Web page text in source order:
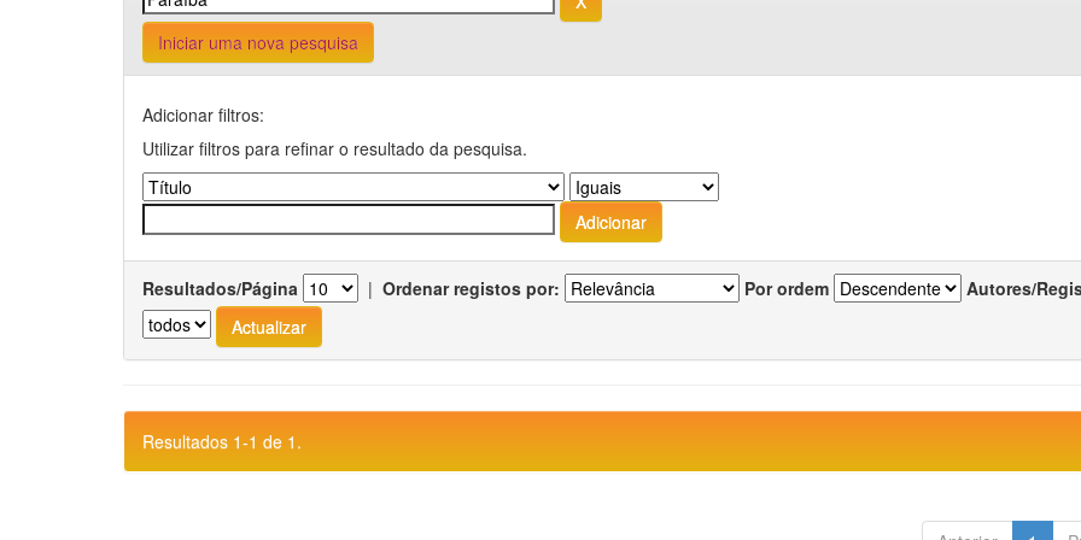
Iniciar uma nova pesquisa
Adicionar filtros:
Utilizar filtros para refinar o resultado da pesquisa.
Resultados/Página | Ordenar registos por: Por ordem Autores/
Resultados 1-1 de 1.